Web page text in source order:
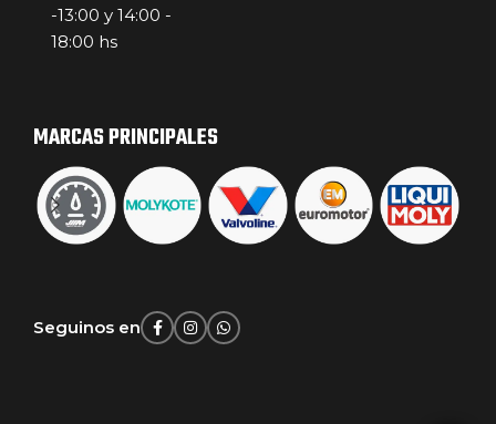
-13:00 y 14:00 -
18:00 hs
MARCAS PRINCIPALES
Seguinos en